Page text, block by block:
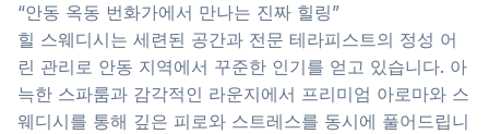
“안동 옥동 번화가에서 만나는 진짜 힐링”
힐 스웨디시는 세련된 공간과 전문 테라피스트의 정성 어
린 관리로 안동 지역에서 꾸준한 인기를 얻고 있습니다. 아
늑한 스파룸과 감각적인 라운지에서 프리미엄 아로마와 스
웨디시를 통해 깊은 피로와 스트레스를 동시에 풀어드립니